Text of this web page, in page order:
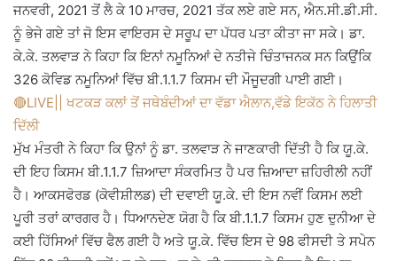
ਜਨਵਰੀ, 2021 ਤੋਂ ਲੈ ਕੇ 10 ਮਾਰਚ, 2021 ਤੱਕ ਲਏ ਗਏ ਸਨ, ਐਨ.ਸੀ.ਡੀ.ਸੀ.
ਨੂੰ ਭੇਜੇ ਗਏ ਤਾਂ ਜੋ ਇਸ ਵਾਇਰਸ ਦੇ ਸਰੂਪ ਦਾ ਪੱਧਰ ਪਤਾ ਕੀਤਾ ਜਾ ਸਕੇ। ਡਾ.
ਕੇ.ਕੇ. ਤਲਵਾੜ ਨੇ ਕਿਹਾ ਕਿ ਇਨਾਂ ਨਮੂਨਿਆਂ ਦੇ ਨਤੀਜੇ ਚਿੰਤਾਜਨਕ ਸਨ ਕਿਉਂਕਿ
326 ਕੋਵਿਡ ਨਮੂਨਿਆਂ ਵਿੱਚ ਬੀ.1.1.7 ਕਿਸਮ ਦੀ ਮੌਜੂਦਗੀ ਪਾਈ ਗਈ।
🔴LIVE|| ਖਟਕੜ ਕਲਾਂ ਤੋਂ ਜਥੇਬੰਦੀਆਂ ਦਾ ਵੱਡਾ ਐਲਾਨ,ਵੱਡੇ ਇਕੱਠ ਨੇ ਹਿਲਾਤੀ
ਦਿੱਲੀ
ਮੁੱਖ ਮੰਤਰੀ ਨੇ ਕਿਹਾ ਕਿ ਉਨਾਂ ਨੂੰ ਡਾ. ਤਲਵਾੜ ਨੇ ਜਾਣਕਾਰੀ ਦਿੱਤੀ ਹੈ ਕਿ ਯੂ.ਕੇ.
ਦੀ ਇਹ ਕਿਸਮ ਬੀ.1.1.7 ਜ਼ਿਆਦਾ ਸੰਕਰਮਿਤ ਹੈ ਪਰ ਜ਼ਿਆਦਾ ਜ਼ਹਿਰੀਲੀ ਨਹੀਂ
ਹੈ। ਆਕਸਫੋਰਡ (ਕੋਵੀਸ਼ੀਲਡ) ਦੀ ਦਵਾਈ ਯੂ.ਕੇ. ਦੀ ਇਸ ਨਵੀਂ ਕਿਸਮ ਲਈ
ਪੂਰੀ ਤਰਾਂ ਕਾਰਗਰ ਹੈ। ਧਿਆਨਦੇਣ ਯੋਗ ਹੈ ਕਿ ਬੀ.1.1.7 ਕਿਸਮ ਹੁਣ ਦੁਨੀਆ ਦੇ
ਕਈ ਹਿੱਸਿਆਂ ਵਿੱਚ ਫੈਲ ਗਈ ਹੈ ਅਤੇ ਯੂ.ਕੇ. ਵਿੱਚ ਇਸ ਦੇ 98 ਫੀਸਦੀ ਤੇ ਸਪੇਨ